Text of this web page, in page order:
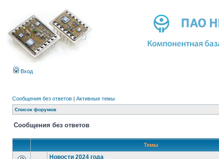
Вход
Сообщения без ответов | Активные темы
Список форумов
Сообщения без ответов
Темы
Новости 2024 года